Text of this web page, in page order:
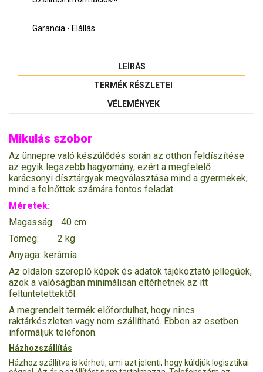
Garancia - Elállás
LEÍRÁS
TERMÉK RÉSZLETEI
VÉLEMÉNYEK
Mikulás szobor
Az ünnepre való készülődés során az otthon feldíszítése
az egyik legszebb hagyomány, ezért a megfelelő
karácsonyi dísztárgyak megválasztása mind a gyermekek,
mind a felnőttek számára fontos feladat.
Méretek:
Magasság: 40 cm
Tömeg: 2 kg
Anyaga: kerámia
Az oldalon szereplő képek és adatok tájékoztató jellegűek,
azok a valóságban minimálisan eltérhetnek az itt
feltüntetettektől.
A megrendelt termék előfordulhat, hogy nincs
raktárkészleten vagy nem szállítható. Ebben az esetben
informáljuk telefonon.
Házhozszállítás
Házhoz szállítva is kérheti, ami azt jelenti, hogy küldjük logisztikai